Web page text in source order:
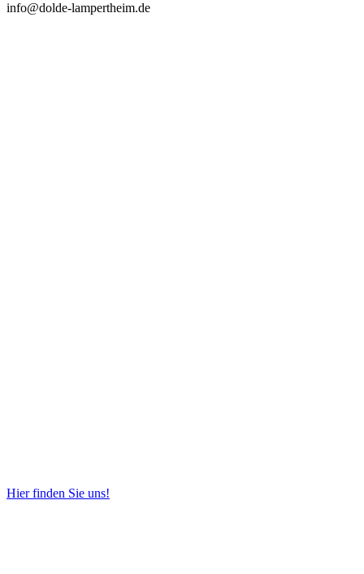
info@dolde-lampertheim.de
Hier finden Sie uns!